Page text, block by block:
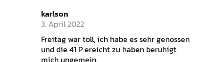
karlson
3. April 2022
Freitag war toll, ich habe es sehr genossen
und die 41 P ereicht zu haben beruhigt
mich ungemein.